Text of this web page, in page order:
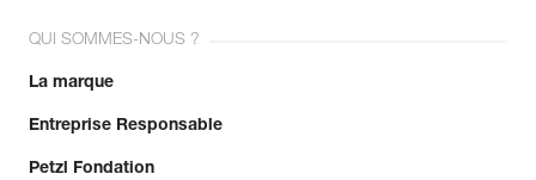
QUI SOMMES-NOUS ?
La marque
Entreprise Responsable
Petzl Fondation